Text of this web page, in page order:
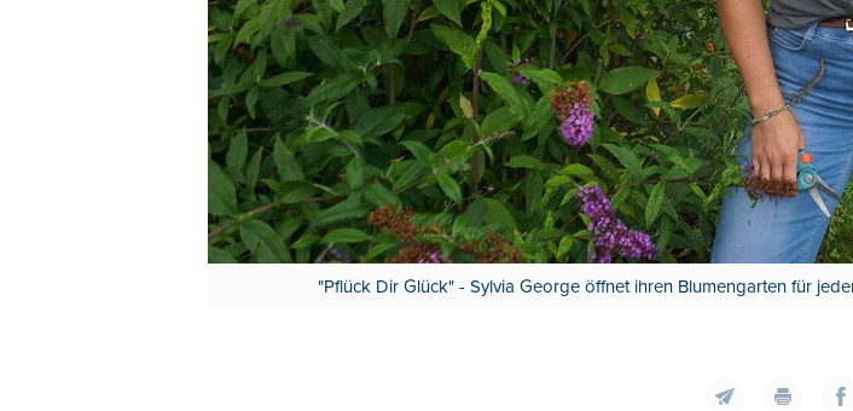
"Pflück Dir Glück" - Sylvia George öffnet ihren Blumengarten für